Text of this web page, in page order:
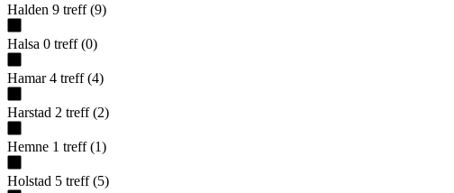
Halden 9 treff (9)
Halsa 0 treff (0)
Hamar 4 treff (4)
Harstad 2 treff (2)
Hemne 1 treff (1)
Holstad 5 treff (5)